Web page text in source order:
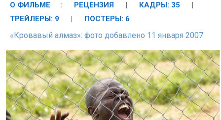
О ФИЛЬМЕ : РЕЦЕНЗИЯ | КАДРЫ: 35
|
ТРЕЙЛЕРЫ: 9
| ПОСТЕРЫ: 6
«Кровавый алмаз»: фото добавлено 11 января 2007